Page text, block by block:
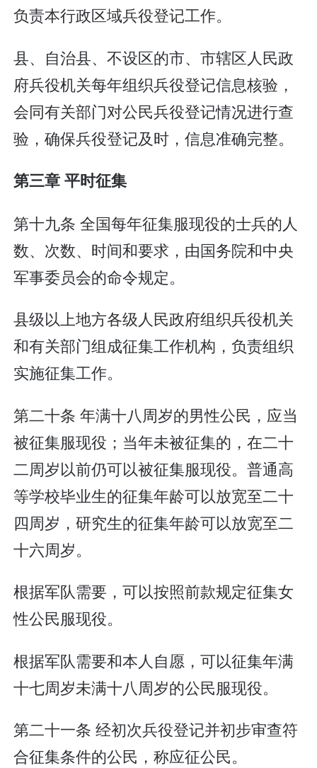
负责本行政区域兵役登记工作。
县、自治县、不设区的市、市辖区人民政
府兵役机关每年组织兵役登记信息核验，
会同有关部门对公民兵役登记情况进行查
验，确保兵役登记及时，信息准确完整。
第三章 平时征集
第十九条 全国每年征集服现役的士兵的人
数、次数、时间和要求，由国务院和中央
军事委员会的命令规定。
县级以上地方各级人民政府组织兵役机关
和有关部门组成征集工作机构，负责组织
实施征集工作。
第二十条 年满十八周岁的男性公民，应当
被征集服现役；当年未被征集的，在二十
二周岁以前仍可以被征集服现役。普通高
等学校毕业生的征集年龄可以放宽至二十
四周岁，研究生的征集年龄可以放宽至二
十六周岁。
根据军队需要，可以按照前款规定征集女
性公民服现役。
根据军队需要和本人自愿，可以征集年满
十七周岁未满十八周岁的公民服现役。
第二十一条 经初次兵役登记并初步审查符
合征集条件的公民，称应征公民。